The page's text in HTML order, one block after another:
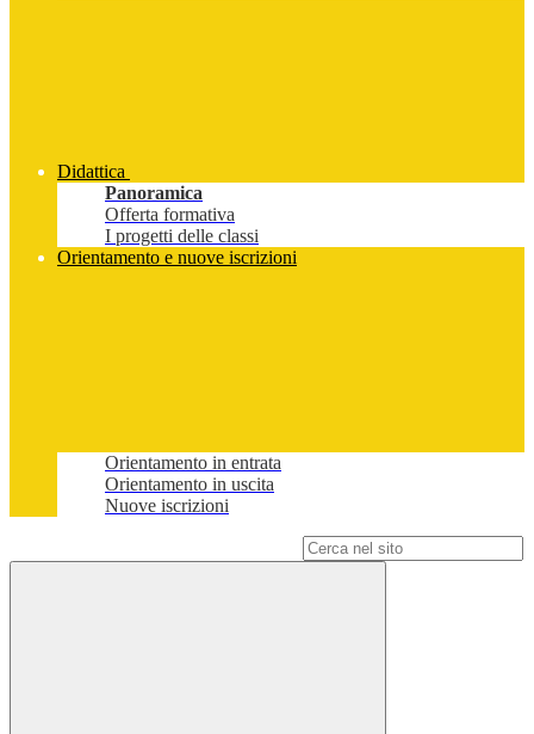
Didattica
Panoramica
Offerta formativa
I progetti delle classi
Orientamento e nuove iscrizioni
Orientamento in entrata
Orientamento in uscita
Nuove iscrizioni